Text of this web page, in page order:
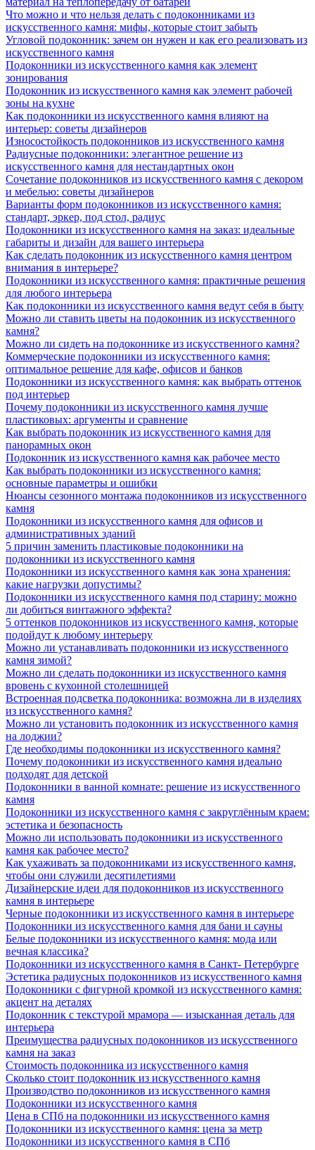
Что можно и что нельзя делать с подоконниками из
искусственного камня: мифы, которые стоит забыть
Угловой подоконник: зачем он нужен и как его реализовать из
искусственного камня
Подоконники из искусственного камня как элемент
зонирования
Подоконник из искусственного камня как элемент рабочей
зоны на кухне
Как подоконники из искусственного камня влияют на
интерьер: советы дизайнеров
Износостойкость подоконников из искусственного камня
Радиусные подоконники: элегантное решение из
искусственного камня для нестандартных окон
Сочетание подоконников из искусственного камня с декором
и мебелью: советы дизайнеров
Варианты форм подоконников из искусственного камня:
стандарт, эркер, под стол, радиус
Подоконники из искусственного камня на заказ: идеальные
габариты и дизайн для вашего интерьера
Как сделать подоконник из искусственного камня центром
внимания в интерьере?
Подоконники из искусственного камня: практичные решения
для любого интерьера
Как подоконники из искусственного камня ведут себя в быту
Можно ли ставить цветы на подоконник из искусственного
камня?
Можно ли сидеть на подоконнике из искусственного камня?
Коммерческие подоконники из искусственного камня:
оптимальное решение для кафе, офисов и банков
Подоконники из искусственного камня: как выбрать оттенок
под интерьер
Почему подоконники из искусственного камня лучше
пластиковых: аргументы и сравнение
Как выбрать подоконник из искусственного камня для
панорамных окон
Подоконник из искусственного камня как рабочее место
Как выбрать подоконники из искусственного камня:
основные параметры и ошибки
Нюансы сезонного монтажа подоконников из искусственного
камня
Подоконники из искусственного камня для офисов и
административных зданий
5 причин заменить пластиковые подоконники на
подоконники из искусственного камня
Подоконники из искусственного камня как зона хранения:
какие нагрузки допустимы?
Подоконники из искусственного камня под старину: можно
ли добиться винтажного эффекта?
5 оттенков подоконников из искусственного камня, которые
подойдут к любому интерьеру
Можно ли устанавливать подоконники из искусственного
камня зимой?
Можно ли сделать подоконники из искусственного камня
вровень с кухонной столешницей
Встроенная подсветка подоконника: возможна ли в изделиях
из искусственного камня?
Можно ли установить подоконник из искусственного камня
на лоджии?
Где необходимы подоконники из искусственного камня?
Почему подоконники из искусственного камня идеально
подходят для детской
Подоконники в ванной комнате: решение из искусственного
камня
Подоконники из искусственного камня с закруглённым краем:
эстетика и безопасность
Можно ли использовать подоконники из искусственного
камня как рабочее место?
Как ухаживать за подоконниками из искусственного камня,
чтобы они служили десятилетиями
Дизайнерские идеи для подоконников из искусственного
камня в интерьере
Черные подоконники из искусственного камня в интерьере
Подоконники из искусственного камня для бани и сауны
Белые подоконники из искусственного камня: мода или
вечная классика?
Подоконники из искусственного камня в Санкт- Петербурге
Эстетика радиусных подоконников из искусственного камня
Подоконники с фигурной кромкой из искусственного камня:
акцент на деталях
Подоконник с текстурой мрамора — изысканная деталь для
интерьера
Преимущества радиусных подоконников из искусственного
камня на заказ
Стоимость подоконника из искусственного камня
Сколько стоит подоконник из искусственного камня
Производство подоконников из искусственного камня
Подоконники из искусственного камня
Цена в СПб на подоконники из искусственного камня
Подоконники из искусственного камня: цена за метр
Подоконники из искусственного камня в СПб